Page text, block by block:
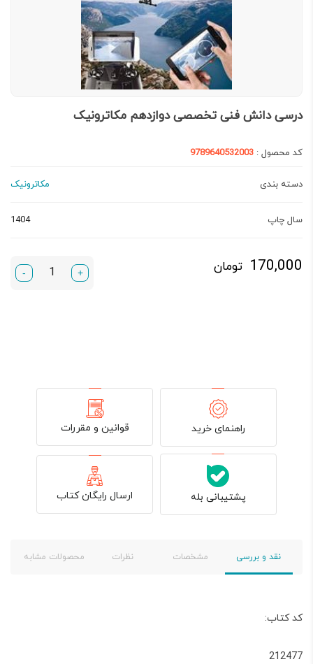
درسی دانش فنی تخصصی دوازدهم مکاترونیک
کد محصول : 9789640532003
دسته بندی مکاترونیک
سال چاپ 1404
170,000 تومان +
-
راهنمای خرید قوانین و مقررات
پشتیبانی بله ارسال رایگان کتاب
نقد و بررسی مشخصات نظرات محصولات مشابه
کد کتاب:
212477